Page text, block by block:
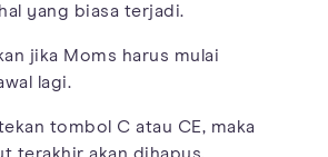
yang biasa terjadi.
jika Moms harus mulai
lagi.
tombol C atau CE, maka
terakhir akan dihapus.